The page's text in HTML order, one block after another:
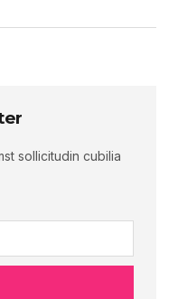
sollicitudin cubilia